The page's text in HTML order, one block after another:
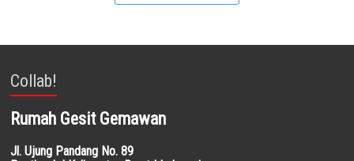
Collab!
Rumah Gesit Gemawan
Jl. Ujung Pandang No. 89